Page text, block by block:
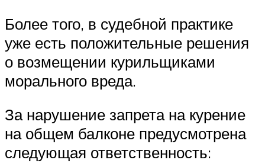
Более того, в судебной практике
уже есть положительные решения
о возмещении курильщиками
морального вреда.
За нарушение запрета на курение
на общем балконе предусмотрена
следующая ответственность: